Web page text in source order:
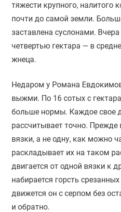
тяжести крупного, налитого
почти до самой земли.
заставлена суслонами.
четвертью гектара — в
жнеца.
Недаром у Романа
выжми. По 16 сотых с
больше нормы. Каждое свое
рассчитывает точно. Прежде
вязки, а не одну, как можно
раскладывает их на таком
двигается от одной вязки к
набирается горсть
движется он с серпом без
и обратно.